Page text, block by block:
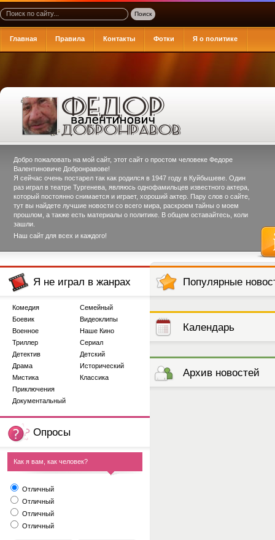
Главная Правила Контакты Фотки Я о политике
Добро пожаловать на мой сайт, этот сайт о простом человеке Федоре
Валентиновиче Добронравове!
Я сейчас очень постарел так как родился в 1947 году в Куйбышеве. Один
раз играл в театре Тургенева, являюсь однофамильцев известного актера,
который постоянно снимается и играет, хороший актер. Пару слов о сайте,
тут вы найдете лучшие новости со всего мира, раскроем тайны о моем
прошлом, а также есть материалы о политике. В общем оставайтесь, коли
зашли.
Наш сайт для всех и каждого!
Я не играл в жанрах
Комедия
Боевик
Военное
Триллер
Детектив
Драма
Мистика
Приключения
Документальный
Семейный
Видеоклипы
Наше Кино
Сериал
Детский
Исторический
Классика
Опросы
Как я вам, как человек?
Отличный
Отличный
Отличный
Отличный
Популярные
Календарь
выступлений
Архив новостей